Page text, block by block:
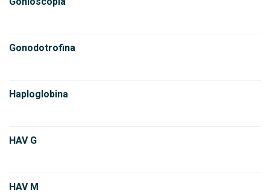
Gonodotrofina
Haploglobina
HAV G
HAV M